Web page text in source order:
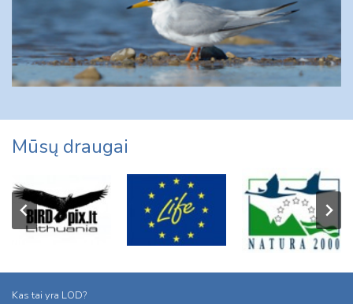
Mūsų draugai
Kas tai yra LOD?